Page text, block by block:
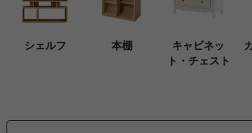
シェルフ 本棚
キャビネッ
ト・チェスト